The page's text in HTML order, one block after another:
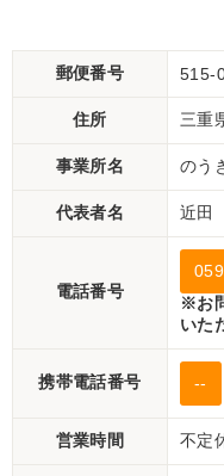
郵便番号 515-
住所 三重
事業所名 のう
代表者名 近田
電話番号
※お
いた
携帯電話番号 --
営業時間 不定